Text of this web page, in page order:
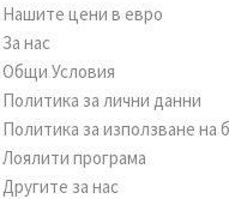
Нашите цени в евро
За нас
Общи Условия
Политика за лични данни
Политика за използване на
Лоялити програма
Другите за нас